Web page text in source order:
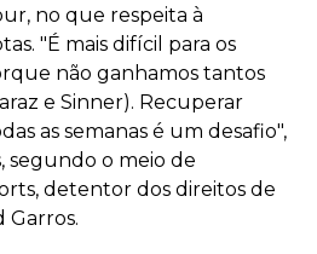
no que respeita à
"É mais difícil para os
não ganhamos tantos
e Sinner). Recuperar
as semanas é um desafio",
segundo o meio de
detentor dos direitos de
Garros.